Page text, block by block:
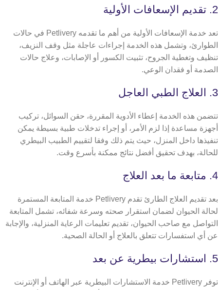
2. تقديم الإسعافات الأولية
تعد خدمة الإسعافات الأولية من أهم ما تقدمه Petlivery في حالات
الطوارئ، وتشمل هذه الخدمة إجراءات عاجلة مثل وقف النزيف،
تنظيف وتغطية الجروح، تثبيت الكسور أو الإصابات، وعلاج حالات
الصدمة أو فقدان الوعي.
3. العلاج الطبي العاجل
تتضمن هذه الخدمة إعطاء الأدوية المقررة، حقن السوائل، تركيب
أجهزة مساعدة إذا لزم الأمر، أو إجراء تدخلات طبية بسيطة يمكن
تنفيذها داخل المنزل، حيث يتم ذلك وفقا لتقييم الطبيب البيطري
للحالة، بهدف تحقيق أفضل نتائج ممكنة بأسرع وقت.
4. متابعة ما بعد العلاج
بعد تقديم العلاج الطارئ تقدم Petlivery خدمة المتابعة المستمرة
لحالة الحيوان لضمان استقرار صحته وسرعة شفائه، تشمل المتابعة
التواصل مع صاحب الحيوان، تقديم تعليمات الرعاية المنزلية، والإجابة
عن أي استفسارات تتعلق بالعلاج أو الحالة الصحية.
5. استشارات بيطرية عن بعد
توفر Petlivery خدمة الاستشارات البيطرية عبر الهاتف أو الإنترنت